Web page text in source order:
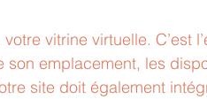
vitrine virtuelle. C’est
emplacement, les
site doit également